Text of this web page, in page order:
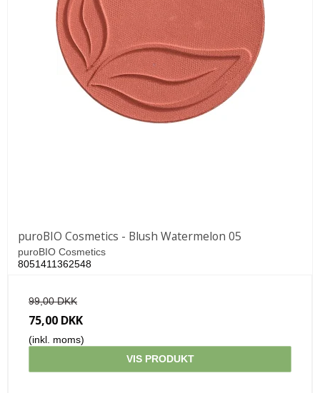
puroBIO Cosmetics - Blush Watermelon 05
puroBIO Cosmetics
8051411362548
99,00 DKK
75,00 DKK
(inkl. moms)
VIS PRODUKT